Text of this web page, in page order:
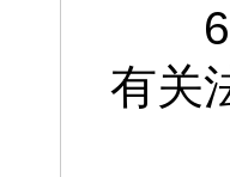
6、
有关